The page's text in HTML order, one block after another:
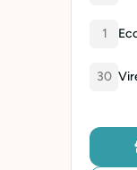
1
30